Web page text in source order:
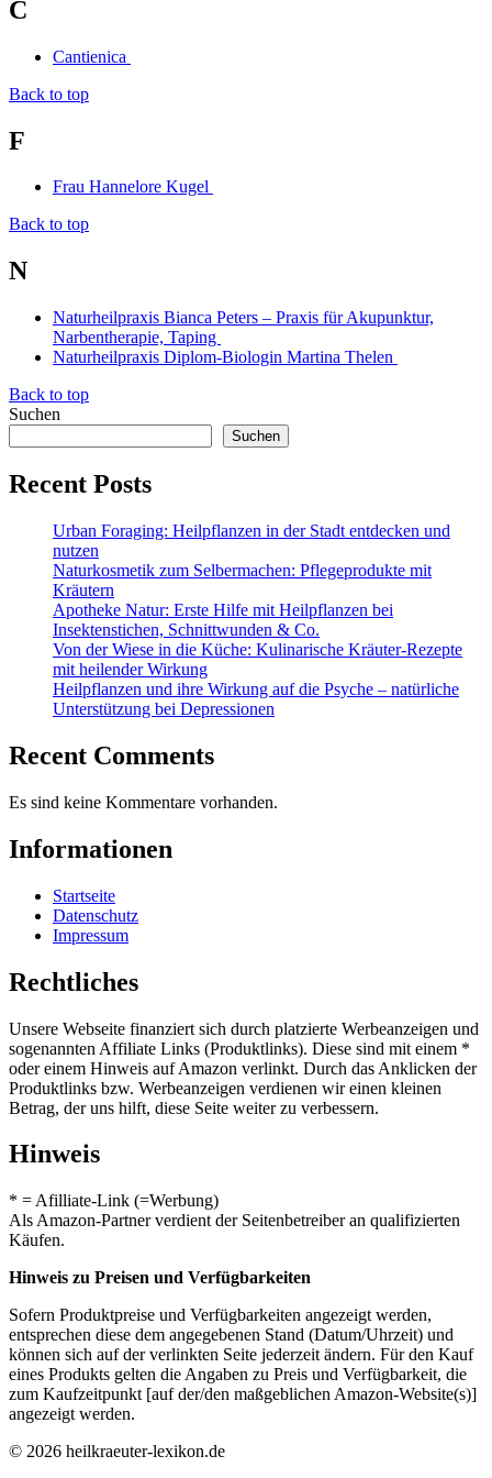
C
Cantienica
Back to top
F
Frau Hannelore Kugel
Back to top
N
Naturheilpraxis Bianca Peters – Praxis für Akupunktur,
Narbentherapie, Taping
Naturheilpraxis Diplom-Biologin Martina Thelen
Back to top
Suchen
Suchen
Recent Posts
Urban Foraging: Heilpflanzen in der Stadt entdecken und
nutzen
Naturkosmetik zum Selbermachen: Pflegeprodukte mit
Kräutern
Apotheke Natur: Erste Hilfe mit Heilpflanzen bei
Insektenstichen, Schnittwunden & Co.
Von der Wiese in die Küche: Kulinarische Kräuter-Rezepte
mit heilender Wirkung
Heilpflanzen und ihre Wirkung auf die Psyche – natürliche
Unterstützung bei Depressionen
Recent Comments
Es sind keine Kommentare vorhanden.
Informationen
Startseite
Datenschutz
Impressum
Rechtliches
Unsere Webseite finanziert sich durch platzierte Werbeanzeigen und
sogenannten Affiliate Links (Produktlinks). Diese sind mit einem *
oder einem Hinweis auf Amazon verlinkt. Durch das Anklicken der
Produktlinks bzw. Werbeanzeigen verdienen wir einen kleinen
Betrag, der uns hilft, diese Seite weiter zu verbessern.
Hinweis
* = Afilliate-Link (=Werbung)
Als Amazon-Partner verdient der Seitenbetreiber an qualifizierten
Käufen.
Hinweis zu Preisen und Verfügbarkeiten
Sofern Produktpreise und Verfügbarkeiten angezeigt werden,
entsprechen diese dem angegebenen Stand (Datum/Uhrzeit) und
können sich auf der verlinkten Seite jederzeit ändern. Für den Kauf
eines Produkts gelten die Angaben zu Preis und Verfügbarkeit, die
zum Kaufzeitpunkt [auf der/den maßgeblichen Amazon-Website(s)]
angezeigt werden.
© 2026 heilkraeuter-lexikon.de